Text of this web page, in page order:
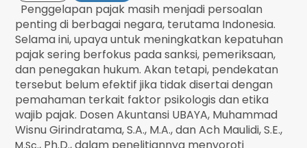
Penggelapan pajak masih menjadi persoalan
penting di berbagai negara, terutama Indonesia.
Selama ini, upaya untuk meningkatkan kepatuhan
pajak sering berfokus pada sanksi, pemeriksaan,
dan penegakan hukum. Akan tetapi, pendekatan
tersebut belum efektif jika tidak disertai dengan
pemahaman terkait faktor psikologis dan etika
wajib pajak. Dosen Akuntansi UBAYA, Muhammad
Wisnu Girindratama, S.A., M.A., dan Ach Maulidi, S.E.,
M.Sc., Ph.D., dalam penelitiannya menyoroti